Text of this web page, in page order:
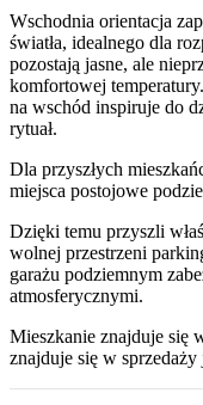
Wschodnia orientacja
światła, idealnego dla
pozostają jasne, ale
komfortowej
na wschód inspiruje do
rytuał.
Dla przyszłych
miejsca postojowe
Dzięki temu przyszli
wolnej przestrzeni
garażu podziemnym
atmosferycznymi.
Mieszkanie znajduje się
znajduje się w sprzedaży